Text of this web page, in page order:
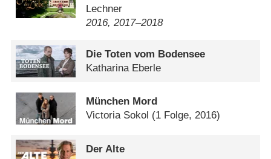
Lechner
2016, 2017⁠–⁠2018
Die Toten vom Bodensee
Katharina Eberle
München Mord
Victoria Sokol (1 Folge, 2016)
Der Alte